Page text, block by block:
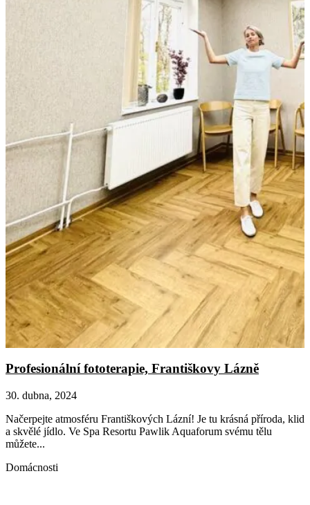
Profesionální fototerapie, Františkovy Lázně
30. dubna, 2024
Načerpejte atmosféru Františkových Lázní! Je tu krásná příroda, klid
a skvělé jídlo. Ve Spa Resortu Pawlik Aquaforum svému tělu
můžete...
Domácnosti